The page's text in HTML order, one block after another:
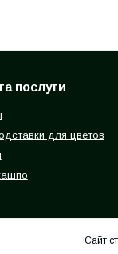
послуги
для цветов
Сайт